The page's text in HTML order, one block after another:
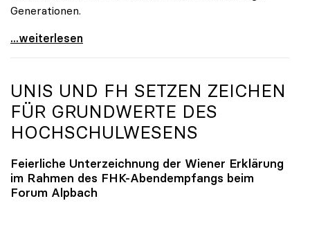
Generationen.
10 Fragen zu Universitäten – Parteien geben
...weiterlesen
UNIS UND FH SETZEN ZEICHEN
FÜR GRUNDWERTE DES
HOCHSCHULWESENS
Feierliche Unterzeichnung der Wiener Erklärung
im Rahmen des FHK-Abendempfangs beim
Forum Alpbach